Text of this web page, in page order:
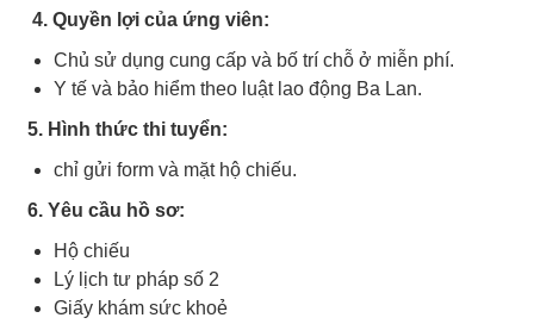
4. Quyền lợi của ứng viên:
Chủ sử dụng cung cấp và bố trí chỗ ở miễn phí.
Y tế và bảo hiểm theo luật lao động Ba Lan.
5. Hình thức thi tuyển:
chỉ gửi form và mặt hộ chiếu.
6. Yêu cầu hồ sơ:
Hộ chiếu
Lý lịch tư pháp số 2
Giấy khám sức khoẻ